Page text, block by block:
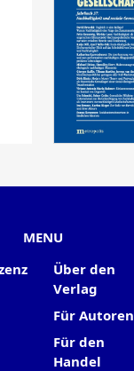
MENU
Über den
Verlag
Für Autoren
Für den
Handel